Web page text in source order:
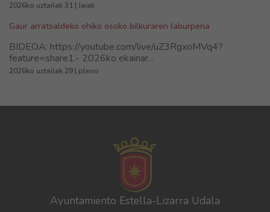
2026ko uztailak 31 | Jaiak
Gaur arratsaldeko ohiko osoko bilkuraren laburpena
BIDEOA: https://youtube.com/live/uZ3RgxoMVq4?
feature=share1.- 2026ko ekainar...
2026ko uztailak 29 | pleno
Ayuntamiento Estella-Lizarra Udala